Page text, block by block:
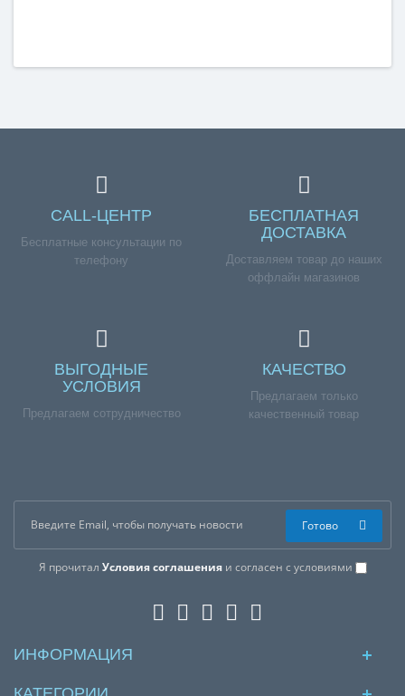
CALL-ЦЕНТР
Бесплатные консультации по
телефону
БЕСПЛАТНАЯ
ДОСТАВКА
Доставляем товар до наших
оффлайн магазинов
ВЫГОДНЫЕ
УСЛОВИЯ
Предлагаем сотрудничество
КАЧЕСТВО
Предлагаем только
качественный товар
Я прочитал Условия соглашенияи согласен с условиями
Готово
ИНФОРМАЦИЯ